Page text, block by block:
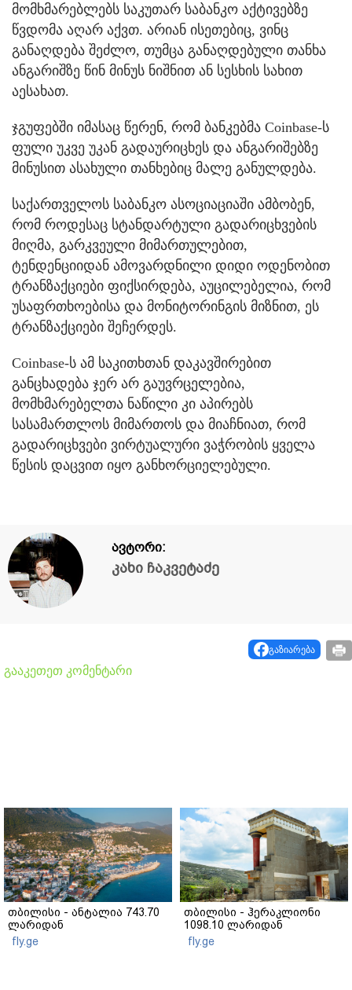
მომხმარებლებს საკუთარ საბანკო აქტივებზე
წვდომა აღარ აქვთ. არიან ისეთებიც, ვინც
განაღდება შეძლო, თუმცა განაღდებული თანხა
ანგარიშზე წინ მინუს ნიშნით ან სესხის სახით
აესახათ.
ჯგუფებში იმასაც წერენ, რომ ბანკებმა Coinbase-ს
ფული უკვე უკან გადაურიცხეს და ანგარიშებზე
მინუსით ასახული თანხებიც მალე განულდება.
საქართველოს საბანკო ასოციაციაში ამბობენ,
რომ როდესაც სტანდარტული გადარიცხვების
მიღმა, გარკვეული მიმართულებით,
ტენდენციიდან ამოვარდნილი დიდი ოდენობით
ტრანზაქციები ფიქსირდება, აუცილებელია, რომ
უსაფრთხოებისა და მონიტორინგის მიზნით, ეს
ტრანზაქციები შეჩერდეს.
Coinbase-ს ამ საკითხთან დაკავშირებით
განცხადება ჯერ არ გაუვრცელებია,
მომხმარებელთა ნაწილი კი აპირებს
სასამართლოს მიმართოს და მიაჩნიათ, რომ
გადარიცხვები ვირტუალური ვაჭრობის ყველა
წესის დაცვით იყო განხორციელებული.
ავტორი:
კახი ჩაკვეტაძე
გაზიარება
გააკეთეთ კომენტარი
თბილისი - ანტალია 743.70
ლარიდან
fly.ge
თბილისი - ჰერაკლიონი
1098.10 ლარიდან
fly.ge